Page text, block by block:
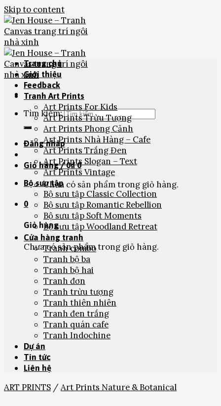
Skip to content
Tìm kiếm:
Đăng nhập
Giỏ hàng /0₫ 0
Chưa có sản phẩm trong giỏ hàng.
0
Giỏ hàng
Chưa có sản phẩm trong giỏ hàng.
Trang chủ
Giới thiệu
Feedback
Tranh Art Prints
Art Prints For Kids
Art Prints Trừu Tượng
Art Prints Phong Cảnh
Art Prints Nhà Hàng – Cafe
Art Prints Trắng Đen
Art Prints Slogan – Text
Art Prints Vintage
Bộ sưu tập
Bộ sưu tập Classic Collection
Bộ sưu tập Romantic Rebellion
Bộ sưu tập Soft Moments
Bộ sưu tập Woodland Retreat
Cửa hàng tranh
Tranh combo
Tranh bộ ba
Tranh bộ hai
Tranh đơn
Tranh trừu tượng
Tranh thiên nhiên
Tranh đen trắng
Tranh quán cafe
Tranh Indochine
Dự án
Tin tức
Liên hệ
ART PRINTS / Art Prints Nature & Botanical